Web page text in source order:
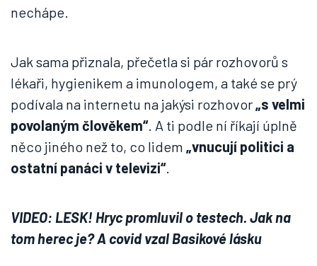
nechápe.
Jak sama přiznala, přečetla si pár rozhovorů s
lékaři, hygienikem a imunologem, a také se prý
podívala na internetu na jakýsi rozhovor„s velmi
povolaným člověkem“. A ti podle ní říkají úplně
něco jiného než to, co lidem „vnucují politici a
ostatní panáci v televizi“.
VIDEO: LESK! Hryc promluvil o testech. Jak na
tom herec je? A covid vzal Basikové lásku